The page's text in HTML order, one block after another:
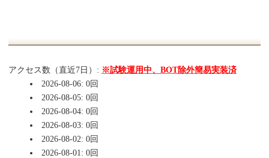
アクセス数（直近7日）: ※試験運用中、BOT除外簡易実装済
2026-08-06: 0回
2026-08-05: 0回
2026-08-04: 0回
2026-08-03: 0回
2026-08-02: 0回
2026-08-01: 0回